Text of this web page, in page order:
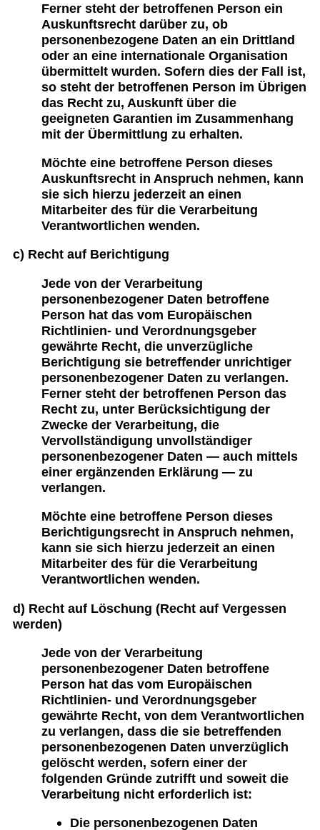
Ferner steht der betroffenen Person ein
Auskunftsrecht darüber zu, ob
personenbezogene Daten an ein Drittland
oder an eine internationale Organisation
übermittelt wurden. Sofern dies der Fall ist,
so steht der betroffenen Person im Übrigen
das Recht zu, Auskunft über die
geeigneten Garantien im Zusammenhang
mit der Übermittlung zu erhalten.
Möchte eine betroffene Person dieses
Auskunftsrecht in Anspruch nehmen, kann
sie sich hierzu jederzeit an einen
Mitarbeiter des für die Verarbeitung
Verantwortlichen wenden.
c) Recht auf Berichtigung
Jede von der Verarbeitung
personenbezogener Daten betroffene
Person hat das vom Europäischen
Richtlinien- und Verordnungsgeber
gewährte Recht, die unverzügliche
Berichtigung sie betreffender unrichtiger
personenbezogener Daten zu verlangen.
Ferner steht der betroffenen Person das
Recht zu, unter Berücksichtigung der
Zwecke der Verarbeitung, die
Vervollständigung unvollständiger
personenbezogener Daten — auch mittels
einer ergänzenden Erklärung — zu
verlangen.
Möchte eine betroffene Person dieses
Berichtigungsrecht in Anspruch nehmen,
kann sie sich hierzu jederzeit an einen
Mitarbeiter des für die Verarbeitung
Verantwortlichen wenden.
d) Recht auf Löschung (Recht auf Vergessen
werden)
Jede von der Verarbeitung
personenbezogener Daten betroffene
Person hat das vom Europäischen
Richtlinien- und Verordnungsgeber
gewährte Recht, von dem Verantwortlichen
zu verlangen, dass die sie betreffenden
personenbezogenen Daten unverzüglich
gelöscht werden, sofern einer der
folgenden Gründe zutrifft und soweit die
Verarbeitung nicht erforderlich ist:
Die personenbezogenen Daten